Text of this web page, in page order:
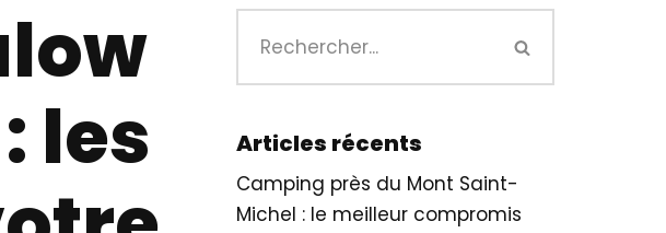
les
Articles récents
Camping près du Mont Saint-
Michel : le meilleur compromis